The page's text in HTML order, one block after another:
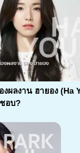
งผลงาน ฮายอง (Ha
อบ?